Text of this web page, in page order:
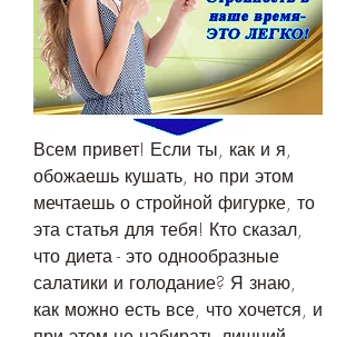
Всем привет! Если ты, как и я,
обожаешь кушать, но при этом
мечтаешь о стройной фигурке, то
эта статья для тебя! Кто сказал,
что диета - это однообразные
салатики и голодание? Я знаю,
как можно есть все, что хочется, и